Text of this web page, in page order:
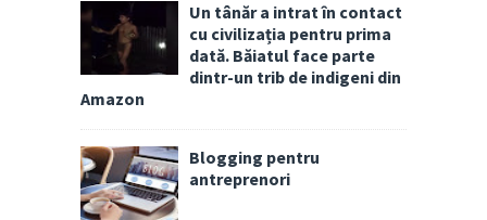
Un tânăr a intrat în contact
cu civilizația pentru prima
dată. Băiatul face parte
dintr-un trib de indigeni din
Amazon
Blogging pentru
antreprenori